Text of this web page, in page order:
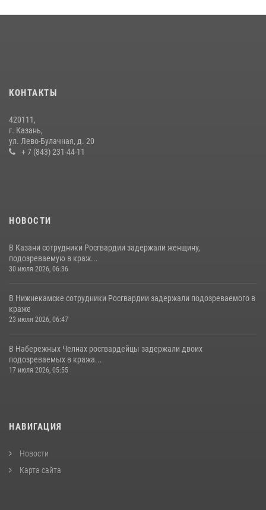
15 июля отмечается День образования подразделений связи
Росгвардии
15 июля 2026, 08:41
КОНТАКТЫ
420111,
г. Казань,
ул. Лево-Булачная, д. 20
+ 7 (843) 231-44-11
НОВОСТИ
В Казани сотрудники Росгвардии задержали женщину,
подозреваемую в краж...
30 июля 2026, 06:36
В Нижнекамске сотрудники Росгвардии задержали подозреваемого в
краже
23 июля 2026, 06:47
В Набережных Челнах росгвардейцы задержали двоих
подозреваемых в кража...
17 июля 2026, 05:55
НАВИГАЦИЯ
Новости
Карта сайта